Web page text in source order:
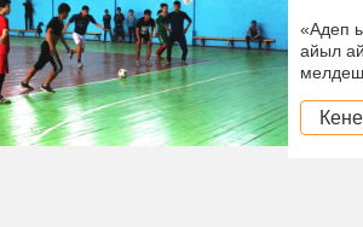
«Адеп
айыл